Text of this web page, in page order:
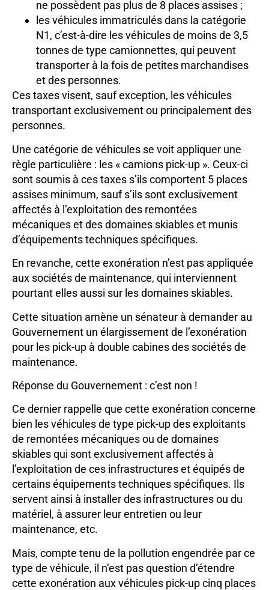
ne possèdent pas plus de 8 places assises ;
les véhicules immatriculés dans la catégorie
N1, c’est-à-dire les véhicules de moins de 3,5
tonnes de type camionnettes, qui peuvent
transporter à la fois de petites marchandises
et des personnes.
Ces taxes visent, sauf exception, les véhicules
transportant exclusivement ou principalement des
personnes.
Une catégorie de véhicules se voit appliquer une
règle particulière : les « camions pick-up ». Ceux-ci
sont soumis à ces taxes s’ils comportent 5 places
assises minimum, sauf s’ils sont exclusivement
affectés à l’exploitation des remontées
mécaniques et des domaines skiables et munis
d’équipements techniques spécifiques.
En revanche, cette exonération n’est pas appliquée
aux sociétés de maintenance, qui interviennent
pourtant elles aussi sur les domaines skiables.
Cette situation amène un sénateur à demander au
Gouvernement un élargissement de l’exonération
pour les pick-up à double cabines des sociétés de
maintenance.
Réponse du Gouvernement : c’est non !
Ce dernier rappelle que cette exonération concerne
bien les véhicules de type pick-up des exploitants
de remontées mécaniques ou de domaines
skiables qui sont exclusivement affectés à
l’exploitation de ces infrastructures et équipés de
certains équipements techniques spécifiques. Ils
servent ainsi à installer des infrastructures ou du
matériel, à assurer leur entretien ou leur
maintenance, etc.
Mais, compte tenu de la pollution engendrée par ce
type de véhicule, il n’est pas question d’étendre
cette exonération aux véhicules pick-up cinq places